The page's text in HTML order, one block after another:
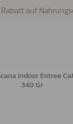
Rabatt auf